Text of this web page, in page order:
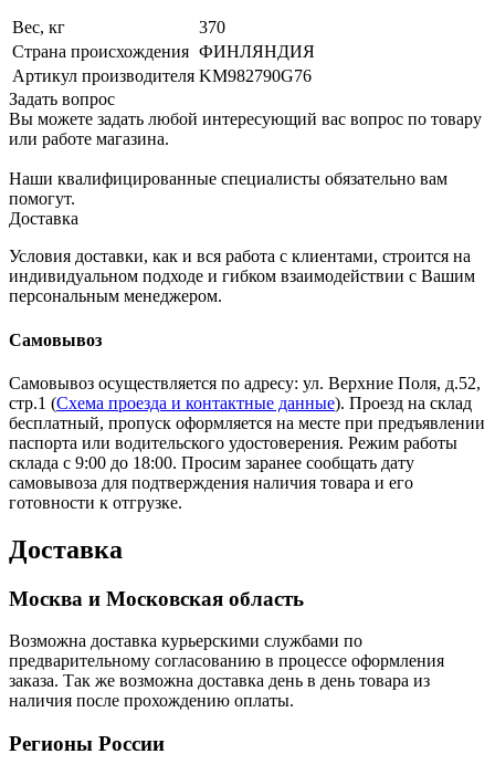
Вес, кг
370
Страна происхождения ФИНЛЯНДИЯ
Артикул производителя KM982790G76
Задать вопрос
Вы можете задать любой интересующий вас вопрос по товару
или работе магазина.
Наши квалифицированные специалисты обязательно вам
помогут.
Доставка
Условия доставки, как и вся работа с клиентами, строится на
индивидуальном подходе и гибком взаимодействии с Вашим
персональным менеджером.
Самовывоз
Самовывоз осуществляется по адресу: ул. Верхние Поля, д.52,
стр.1 (Схема проезда и контактные данные). Проезд на склад
бесплатный, пропуск оформляется на месте при предъявлении
паспорта или водительского удостоверения. Режим работы
склада с 9:00 до 18:00. Просим заранее сообщать дату
самовывоза для подтверждения наличия товара и его
готовности к отгрузке.
Доставка
Москва и Московская область
Возможна доставка курьерскими службами по
предварительному согласованию в процессе оформления
заказа. Так же возможна доставка день в день товара из
наличия после прохождению оплаты.
Регионы России